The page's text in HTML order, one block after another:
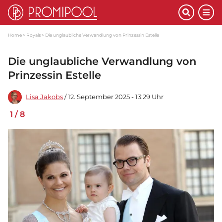
Home Royals Die unglaubliche Verwandlung von Prinzessin Estelle
Die unglaubliche Verwandlung von
Prinzessin Estelle
Lisa Jakobs / 12. September 2025 - 13:29 Uhr
1 /8